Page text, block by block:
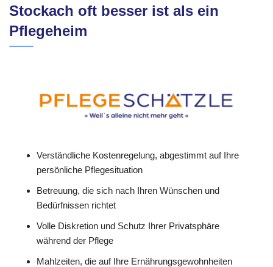
Stockach oft besser ist als ein
Pflegeheim
Verständliche Kostenregelung, abgestimmt auf Ihre
persönliche Pflegesituation
Betreuung, die sich nach Ihren Wünschen und
Bedürfnissen richtet
Volle Diskretion und Schutz Ihrer Privatsphäre
während der Pflege
Mahlzeiten, die auf Ihre Ernährungsgewohnheiten